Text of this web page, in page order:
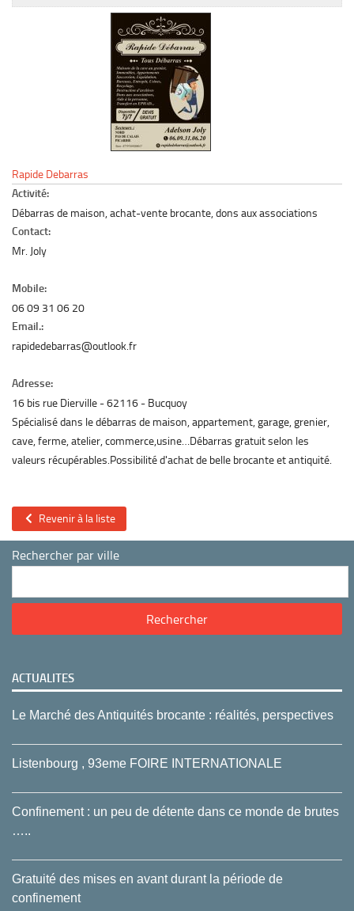
Le marché du mobilier d’occasion
Rapide Debarras
Activité:
Débarras de maison, achat-vente brocante, dons aux associations
Contact:
Mr. Joly
Mobile:
06 09 31 06 20
Email.:
rapidedebarras@outlook.fr
Adresse:
16 bis rue Dierville 62116
Bucquoy
Spécialisé dans le débarras de maison, appartement, garage, grenier,
cave, ferme, atelier, commerce,usine…Débarras gratuit selon les
valeurs récupérables.Possibilité d'achat de belle brocante et antiquité.
Revenir à la liste
Rechercher par ville
ACTUALITES
Le Marché des Antiquités brocante : réalités, perspectives
Listenbourg , 93eme FOIRE INTERNATIONALE
Confinement : un peu de détente dans ce monde de brutes
…..
Gratuité des mises en avant durant la période de
confinement